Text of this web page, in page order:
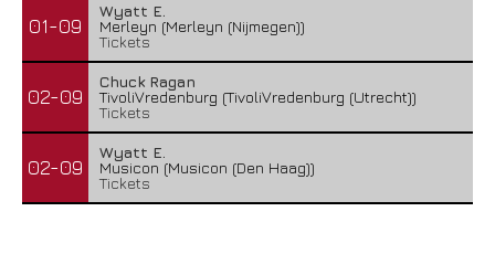
01-09
Wyatt E.
Merleyn (Merleyn (Nijmegen))
Tickets
02-09
Chuck Ragan
TivoliVredenburg (TivoliVredenburg (Utrecht))
Tickets
02-09
Wyatt E.
Musicon (Musicon (Den Haag))
Tickets